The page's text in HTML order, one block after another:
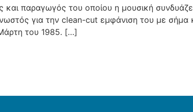
και παραγωγός του οποίου η μουσική
για την clean-cut εμφάνιση του με
του 1985. […]